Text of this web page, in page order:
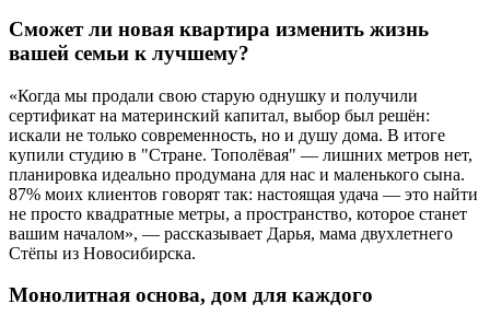
Сможет ли новая квартира изменить жизнь
вашей семьи к лучшему?
«Когда мы продали свою старую однушку и получили
сертификат на материнский капитал, выбор был решён:
искали не только современность, но и душу дома. В итоге
купили студию в "Стране. Тополёвая" — лишних метров нет,
планировка идеально продумана для нас и маленького сына.
87% моих клиентов говорят так: настоящая удача — это найти
не просто квадратные метры, а пространство, которое станет
вашим началом», — рассказывает Дарья, мама двухлетнего
Стёпы из Новосибирска.
Монолитная основа, дом для каждого